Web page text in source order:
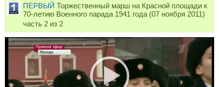
ПЕРВЫЙ Торжественный марш на Красной площади к
70-летию Военного парада 1941 года (07 ноября 2011)
часть 2 из 2